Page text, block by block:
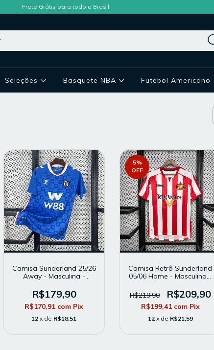
Frete Grátis para todo o Brasil
Seleções Basquete NBA Futebol Americano
Camisa Sunderland 25/26
Away - Masculina -
R$179,90
R$170,91 com Pix
12 x de R$18,51
5%
OFF
Camisa Retrô Sunderland
05/06 Home - Masculina -
Branca e Vermelha
R$219,90 R$209,90
R$199,41 com Pix
12 x de R$21,59